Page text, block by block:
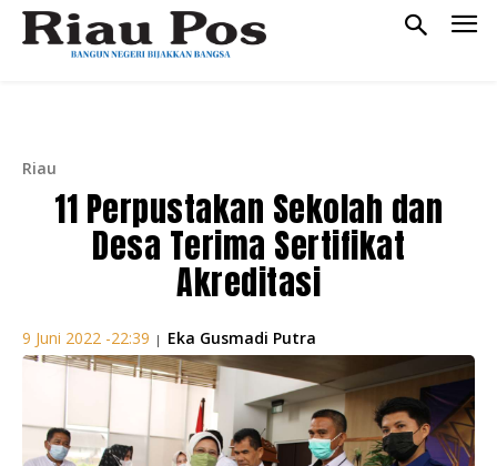
Riau
11 Perpustakan Sekolah dan
Desa Terima Sertifikat
Akreditasi
9 Juni 2022 -22:39 | Eka Gusmadi Putra